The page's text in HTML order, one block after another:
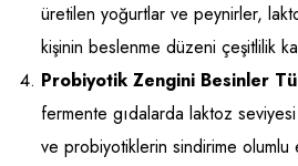
üretilen yoğurtlar ve peynirler,
kişinin beslenme düzeni çeşitlilik
Probiyotik Zengini Besinler
fermente gıdalarda laktoz
ve probiyotiklerin sindirime olumlu